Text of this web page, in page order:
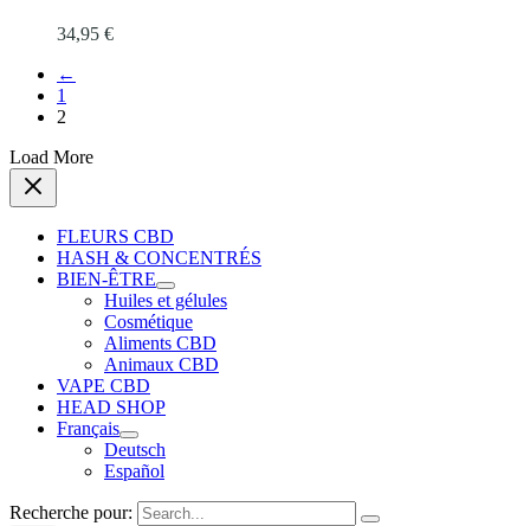
34,95 €
←
1
2
Load More
FLEURS CBD
HASH & CONCENTRÉS
BIEN-ÊTRE
Huiles et gélules
Cosmétique
Aliments CBD
Animaux CBD
VAPE CBD
HEAD SHOP
Français
Deutsch
Español
Recherche pour: